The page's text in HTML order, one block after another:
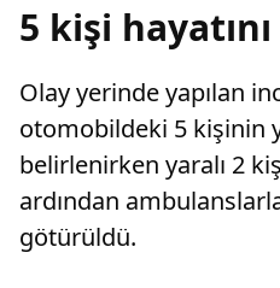
5 kişi
Olay yerinde yapılan
otomobildeki 5 kişinin
belirlenirken yaralı 2
ardından
götürüldü.